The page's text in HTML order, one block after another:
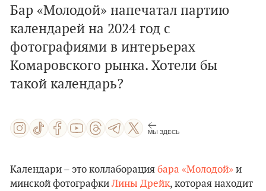
Бар «Молодой» напечатал партию
календарей на 2024 год с
фотографиями в интерьерах
Комаровского рынка. Хотели бы
такой календарь?
МЫ ЗДЕСЬ
Календари – это коллаборация бара «Молодой» и
минской фотографки Лины Дрейк, которая находит